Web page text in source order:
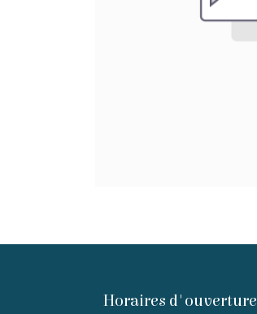
Horaires d'ouverture